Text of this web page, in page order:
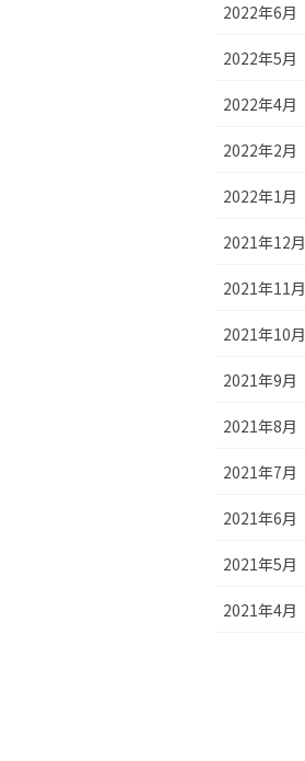
2022年6月
2022年5月
2022年4月
2022年2月
2022年1月
2021年12月
2021年11月
2021年10月
2021年9月
2021年8月
2021年7月
2021年6月
2021年5月
2021年4月